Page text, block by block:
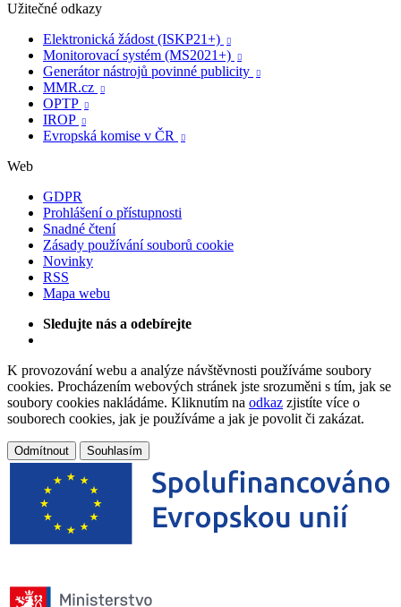
Užitečné odkazy
Elektronická žádost (ISKP21+)

Monitorovací systém (MS2021+) 
Generátor nástrojů povinné publicity 
MMR.cz 
OPTP 
IROP 
Evropská komise v ČR 
Web
GDPR
Prohlášení o přístupnosti
Snadné čtení
Zásady používání souborů cookie
Novinky
RSS
Mapa webu
Sledujte nás a odebírejte
K provozování webu a analýze návštěvnosti používáme soubory
cookies. Procházením webových stránek jste srozuměni s tím, jak se
soubory cookies nakládáme. Kliknutím na odkaz zjistíte více o
souborech cookies, jak je používáme a jak je povolit či zakázat.
Odmítnout Souhlasím